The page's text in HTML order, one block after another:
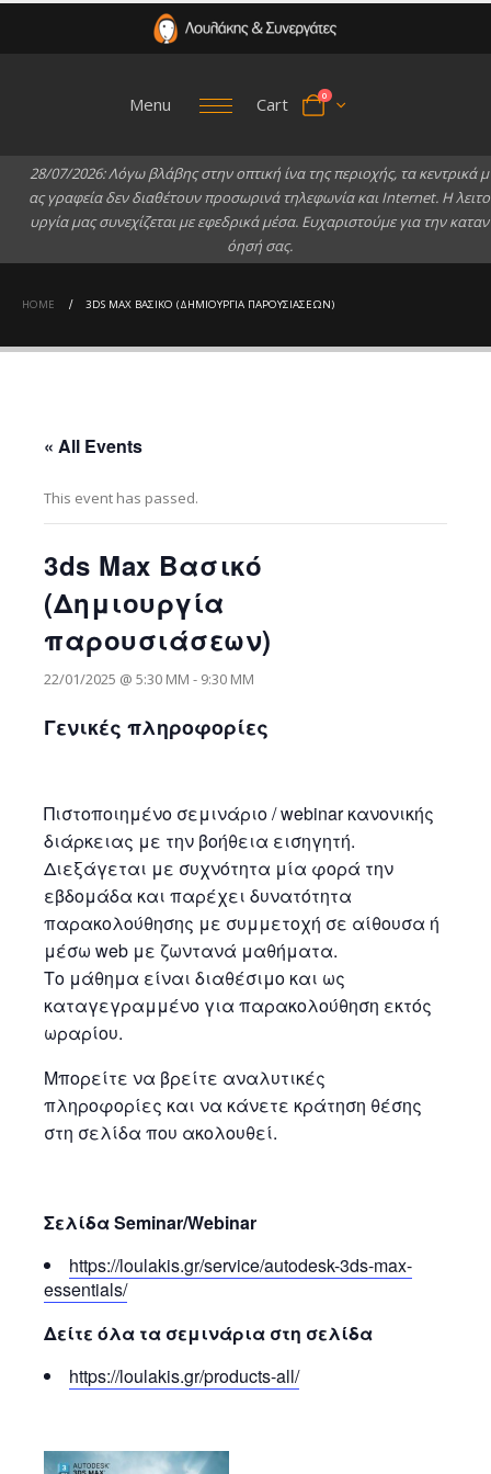
Menu Cart 0
28/07/2026:Λόγω βλάβης στην οπτική ίνα της περιοχής, τα κεντρικά μ
ας γραφεία δεν διαθέτουν προσωρινά τηλεφωνία και Internet. Ηλειτο
υργία μας συνεχίζεται με εφεδρικά μέσα. Ευχαριστούμε για την καταν
όησή σας.
HOME 3DS MAX ΒΑΣΙΚΌ (ΔΗΜΙΟΥΡΓΊΑ ΠΑΡΟΥΣΙΆΣΕΩΝ)
« All Events
This event has passed.
3ds Max Βασικό
(Δημιουργία
παρουσιάσεων)
22/01/2025 @ 5:30 ΜΜ - 9:30 ΜΜ
Γενικές πληροφορίες
Πιστοποιημένο σεμινάριο / webinar κανονικής
διάρκειας με την βοήθεια εισηγητή.
Διεξάγεται με συχνότητα μία φορά την
εβδομάδα και παρέχει δυνατότητα
παρακολούθησης με συμμετοχή σε αίθουσα ή
μέσω web με ζωντανά μαθήματα.
Το μάθημα είναι διαθέσιμο και ως
καταγεγραμμένο για παρακολούθηση εκτός
ωραρίου.
Μπορείτε να βρείτε αναλυτικές
πληροφορίες και να κάνετε κράτηση θέσης
στη σελίδα που ακολουθεί.
Σελίδα Seminar/Webinar
https://loulakis.gr/service/autodesk-3ds-max-
essentials/
Δείτε όλα τα σεμινάρια στη σελίδα
https://loulakis.gr/products-all/